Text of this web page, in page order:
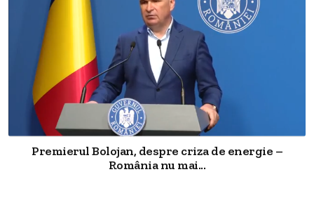
Premierul Bolojan, despre criza de energie –
România nu mai...